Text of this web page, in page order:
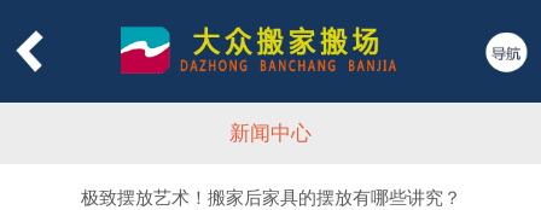
新闻中心
极致摆放艺术！搬家后家具的摆放有哪些讲究？